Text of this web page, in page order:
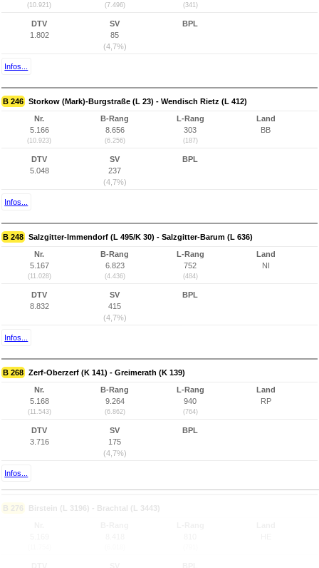
(10.921) (7.496) (341)
DTV
1.802
SV
85
(4,7%)
BPL
Infos...
B 246 Storkow (Mark)-Burgstraße (L 23) - Wendisch Rietz (L 412)
Nr.
5.166
(10.923)
B-Rang
8.656
(6.256)
L-Rang
303
(187)
Land
BB
DTV
5.048
SV
237
(4,7%)
BPL
Infos...
B 248 Salzgitter-Immendorf (L 495/K 30) - Salzgitter-Barum (L 636)
Nr.
5.167
(11.028)
B-Rang
6.823
(4.436)
L-Rang
752
(484)
Land
NI
DTV
8.832
SV
415
(4,7%)
BPL
Infos...
B 268 Zerf-Oberzerf (K 141) - Greimerath (K 139)
Nr.
5.168
(11.543)
B-Rang
9.264
(6.862)
L-Rang
940
(764)
Land
RP
DTV
3.716
SV
175
(4,7%)
BPL
Infos...
B 276 Birstein (L 3196) - Brachtal (L 3443)